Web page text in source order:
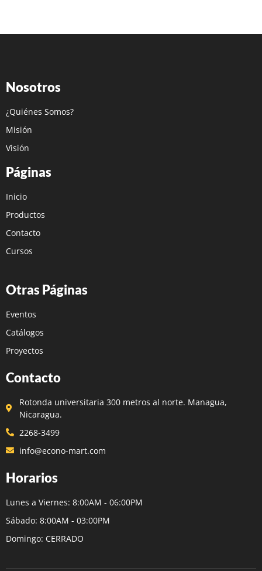
Nosotros
¿Quiénes Somos?
Misión
Visión
Páginas
Inicio
Productos
Contacto
Cursos
Otras Páginas
Eventos
Catálogos
Proyectos
Contacto
Rotonda universitaria 300 metros al norte. Managua,
Nicaragua.
2268-3499
info@econo-mart.com
Horarios
Lunes a Viernes: 8:00AM - 06:00PM
Sábado: 8:00AM - 03:00PM
Domingo: CERRADO